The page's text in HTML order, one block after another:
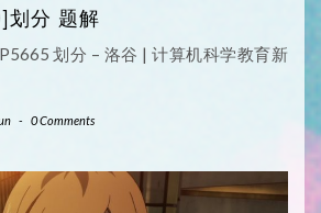
划分 题解
划分 – 洛谷 | 计算机科学教育新
- 0 Comments